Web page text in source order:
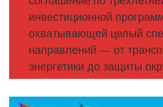
инвестиционной
охватывающей целый
направлений — от
энергетики до защиты